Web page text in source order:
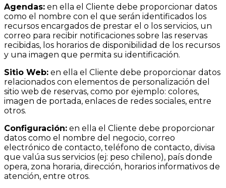
Agendas: en ella el Cliente debe proporcionar datos
como el nombre con el que serán identificados los
recursos encargados de prestar el o los servicios, un
correo para recibir notificaciones sobre las reservas
recibidas, los horarios de disponibilidad de los recursos
y una imagen que permita su identificación.
Sitio Web: en ella el Cliente debe proporcionar datos
relacionados con elementos de personalización del
sitio web de reservas, como por ejemplo: colores,
imagen de portada, enlaces de redes sociales, entre
otros.
Configuración: en ella el Cliente debe proporcionar
datos como el nombre del negocio, correo
electrónico de contacto, teléfono de contacto, divisa
que valúa sus servicios (ej: peso chileno), país donde
opera, zona horaria, dirección, horarios informativos de
atención, entre otros.